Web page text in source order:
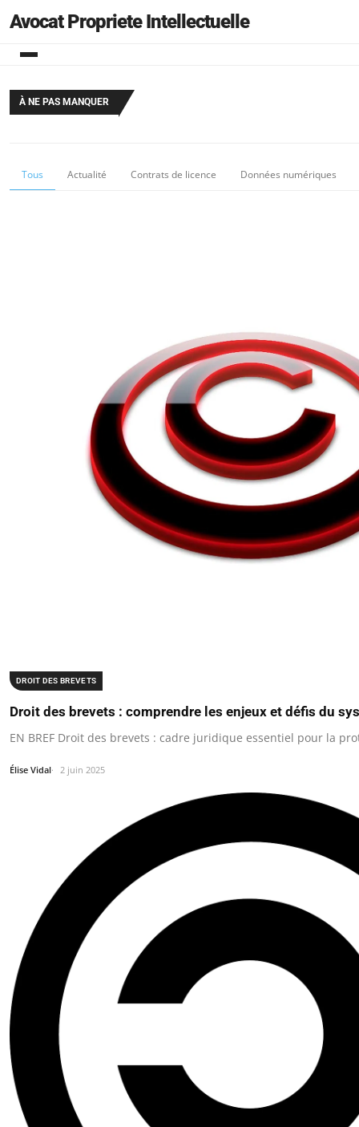
Avocat Propriete Intellectuelle
À NE PAS MANQUER
Tous Actualité Contrats de licence Données numériques
DROIT DES BREVETS
Droit des brevets : comprendre les enjeux et défis du
EN BREF Droit des brevets : cadre juridique essentiel pour la
Élise Vidal 2 juin 2025